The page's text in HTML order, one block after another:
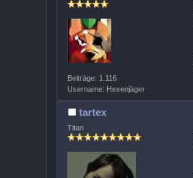
Beiträge: 1.116
Username: Hexenjäger
tartex
Titan